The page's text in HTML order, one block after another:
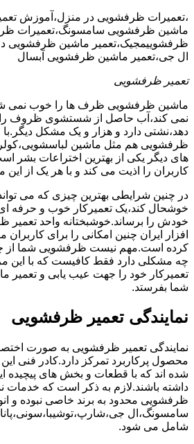
،تعمیرات ظرفشویی در منزل،آموزش
ماشین ظرفشویی سامسونگ،تعمیرات
ظرفشوییمجیک،تعمیر ماشین ظرفشویی
ال جی،تعمیر ماشین ظرفشویی آبسال
تعمیر ظرفشویی
ماشین ظرفشویی ظرف ها را خوب نمی
نمی کند،آب حاصل از شستشوی ظروف را
دهد،نشتی دارد و هزار و یک مشکل دیگر.با
ظرفشویی هم مثل ماشین
های دیگر یکی از بهترین اختراعات بشر
کاربران را اذیت می کند و با هر یک از
در چنین شرایطی بهترین چیزی که می تواند
خوشحال کند،یک تعمیرکار خوب و حرفه
خودش را برساند.خوشبختانه واحد
افزار ایران چنین امکانی را برای
کرده است.مهم نیست ظرفشویی شما از
چه مشکلی دارد فقط کافیست که با این
تعمیرکار خود را جهت عیب یابی و
شما بفرستد.
نمایندگی تعمیر ظرفشویی
نمایندگی تعمیر ظرفشویی به صورت
محصول پرکاربرد تمرکز دارد.کادر فنی
شده اند که با قطعات و بخش های پیچیده
داشته باشند.لازم به ذکر است که خدمات
ظرفشویی محدود به برند خاصی نبوده و
سامسونگ،ال
شامل می شود.